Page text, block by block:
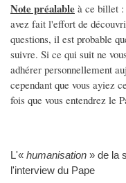
Note préalable à ce billet :
avez fait l'effort de
questions, il est probable
suivre. Si ce qui suit ne
adhérer personnellement
cependant que vous ayiez
fois que vous entendrez le
L'« humanisation » de la
l'interview du Pape